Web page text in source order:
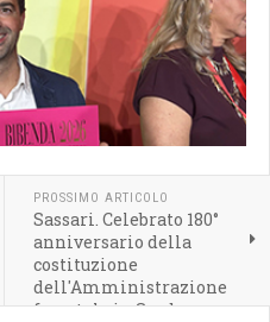
PROSSIMO ARTICOLO
Sassari. Celebrato 180°
anniversario della
costituzione
dell'Amministrazione
forestale in Sardegna